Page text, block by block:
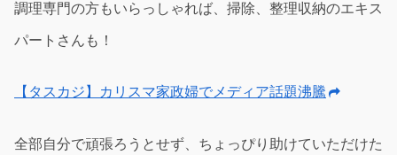
調理専門の方もいらっしゃれば、掃除、整理収納のエキス
パートさんも！
【タスカジ】カリスマ家政婦でメディア話題沸騰
全部自分で頑張ろうとせず、ちょっぴり助けていただけた